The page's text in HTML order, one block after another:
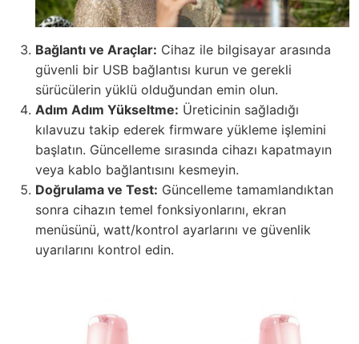
Bağlantı ve Araçlar: Cihaz ile bilgisayar arasında
güvenli bir USB bağlantısı kurun ve gerekli
sürücülerin yüklü olduğundan emin olun.
Adım Adım Yükseltme: Üreticinin sağladığı
kılavuzu takip ederek firmware yükleme işlemini
başlatın. Güncelleme sırasında cihazı kapatmayın
veya kablo bağlantısını kesmeyin.
Doğrulama ve Test: Güncelleme tamamlandıktan
sonra cihazın temel fonksiyonlarını, ekran
menüsünü, watt/kontrol ayarlarını ve güvenlik
uyarılarını kontrol edin.